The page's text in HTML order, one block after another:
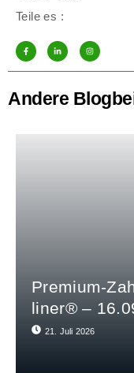
Teile es :
Andere
Premium-
liner® –
21. Juli 2026